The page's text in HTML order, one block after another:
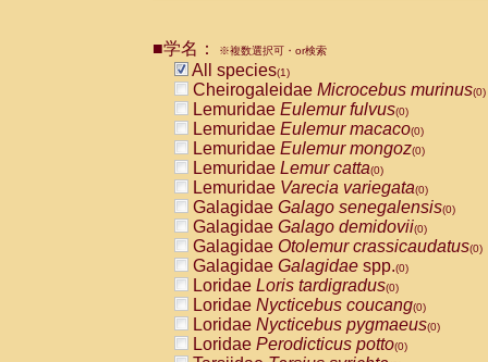
CebidaeCebus nigrivittatus
CebidaeCebus
CebidaeSaimiri boliviensis(0)
CebidaeSaimiri sciureus(0)
AtelidaeAlouatta caraya(0)
AtelidaeAlouatta fusca(0)
AtelidaeAlouatta seniculus
AtelidaeAlouattaspp.(0)
AtelidaeAteles belzebuth(0)
AtelidaeAteles geoffroyi(0)
AtelidaeAteles paniscus(0)
AtelidaeAtelesspp.(0)
Atelidae Lagothrix lagothricha
AtelidaeLagothrix lagothricha cana
PitheciidaeCacajao calvus
PitheciidaeCallicebus cupreus
■学名： ※複数選択可・or検索
All species(1)
Cheirogaleidae Microcebus murinus(0)
Lemuridae Eulemur fulvus(0)
Lemuridae Eulemur macaco(0)
Lemuridae Eulemur mongoz(0)
Lemuridae Lemur catta(0)
Lemuridae Varecia variegata(0)
Galagidae Galago senegalensis(0)
Galagidae Galago demidovii(0)
Galagidae Otolemur crassicaudatus(0)
Galagidae Galagidae spp.(0)
Loridae Loris tardigradus(0)
Loridae Nycticebus coucang(0)
Loridae Nycticebus pygmaeus(0)
Loridae Perodicticus potto(0)